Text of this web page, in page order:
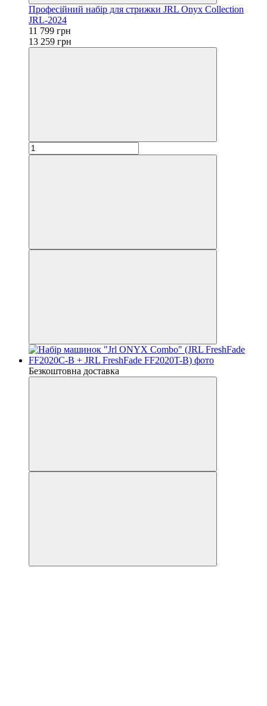
Професійний набір для стрижки JRL Onyx Collection
JRL-2024
11 799 грн
13 259 грн
Безкоштовна доставка